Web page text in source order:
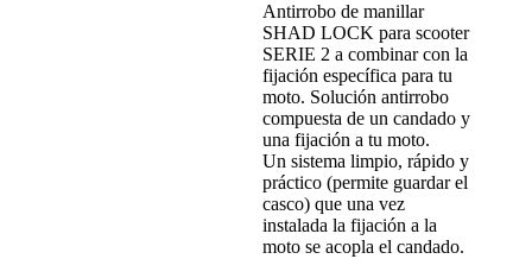
Antirrobo de manillar
SHAD LOCK para scooter
SERIE 2 a combinar con la
fijación específica para tu
moto. Solución antirrobo
compuesta de un candado y
una fijación a tu moto.
Un sistema limpio, rápido y
práctico (permite guardar el
casco) que una vez
instalada la fijación a la
moto se acopla el candado.